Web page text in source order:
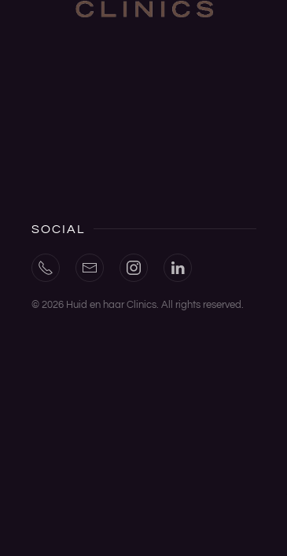
SOCIAL
© 2026 Huid en haar Clinics. All rights reserved.